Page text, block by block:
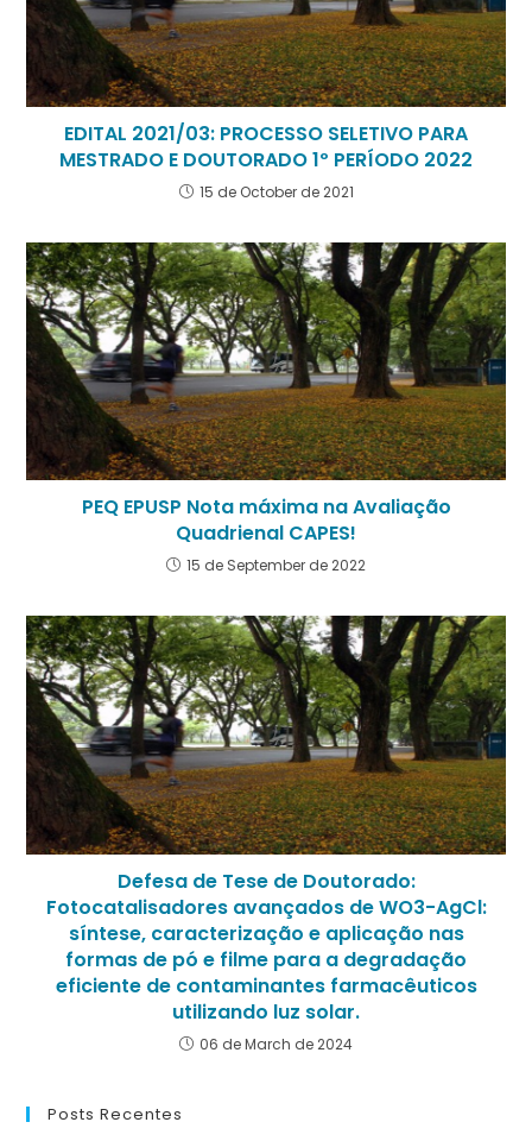
EDITAL 2021/03: PROCESSO SELETIVO PARA
MESTRADO E DOUTORADO 1º PERÍODO 2022
15 de October de 2021
PEQ EPUSP Nota máxima na Avaliação
Quadrienal CAPES!
15 de September de 2022
Defesa de Tese de Doutorado:
Fotocatalisadores avançados de WO3-AgCl:
síntese, caracterização e aplicação nas
formas de pó e filme para a degradação
eficiente de contaminantes farmacêuticos
utilizando luz solar.
06 de March de 2024
Posts Recentes